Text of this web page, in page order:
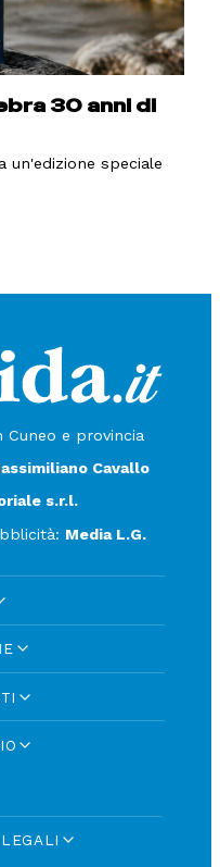
30 anni di
un'edizione speciale
Cuneo e provincia
Cavallo
s.r.l.
Media L.G.